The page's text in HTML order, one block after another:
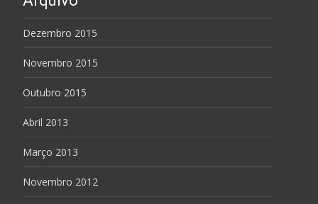
Dezembro 2015
Novembro 2015
Outubro 2015
Abril 2013
Março 2013
Novembro 2012